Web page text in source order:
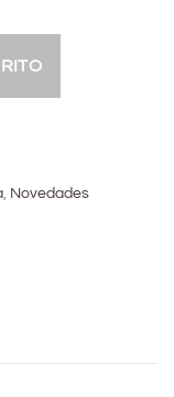
, Novedades